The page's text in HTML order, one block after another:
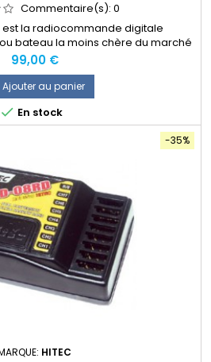
Commentaire(s): 0
est la radiocommande digitale
bateau la moins chère du marché
Prix
99,00 €
Ajouter au panier
 En stock
-35%
HITEC